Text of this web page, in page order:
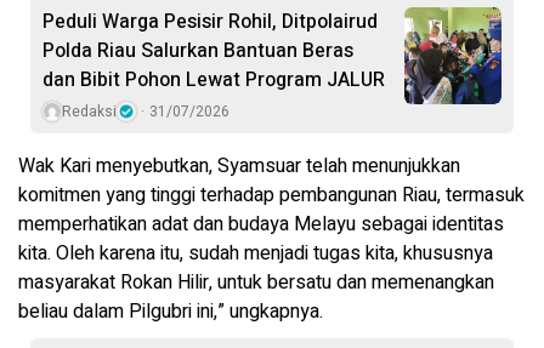
Peduli Warga Pesisir Rohil, Ditpolairud
Polda Riau Salurkan Bantuan Beras
dan Bibit Pohon Lewat Program JALUR
Redaksi 31/07/2026
Wak Kari menyebutkan, Syamsuar telah menunjukkan
komitmen yang tinggi terhadap pembangunan Riau, termasuk
memperhatikan adat dan budaya Melayu sebagai identitas
kita. Oleh karena itu, sudah menjadi tugas kita, khususnya
masyarakat Rokan Hilir, untuk bersatu dan memenangkan
beliau dalam Pilgubri ini,” ungkapnya.